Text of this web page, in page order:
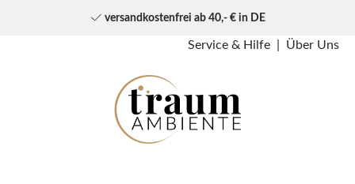
versandkostenfrei ab 40,- € in DE
Service & Hilfe Über Uns